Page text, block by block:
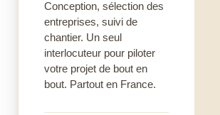
Conception, sélection des
entreprises, suivi de
chantier. Un seul
interlocuteur pour piloter
votre projet de bout en
bout. Partout en France.